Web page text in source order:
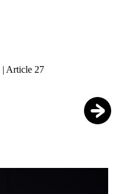
| Article 27